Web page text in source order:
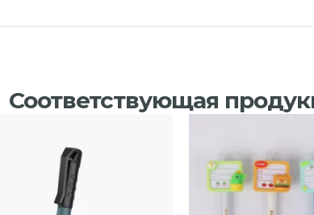
Соответствующая